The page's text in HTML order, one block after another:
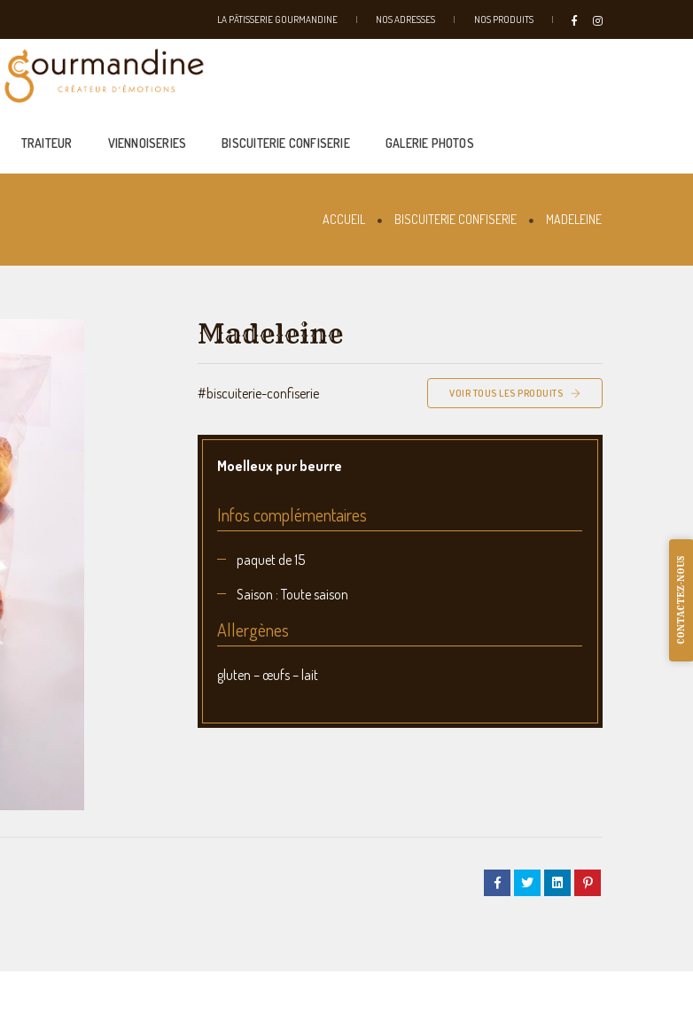
LA PÂTISSERIE GOURMANDINE NOS ADRESSES NOS PRODUITS
TRAITEUR VIENNOISERIES BISCUITERIE CONFISERIE GALERIE PHOTOS
ACCUEIL BISCUITERIE CONFISERIE MADELEINE
Madeleine
#biscuiterie-confiserie VOIR TOUS LES PRODUITS
Moelleux pur beurre
Infos complémentaires
paquet de 15
Saison : Toute saison
Allergènes
gluten – œufs – lait
CONTACTEZ-NOUS